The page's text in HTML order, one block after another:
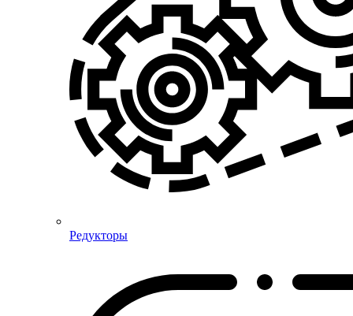
Редукторы